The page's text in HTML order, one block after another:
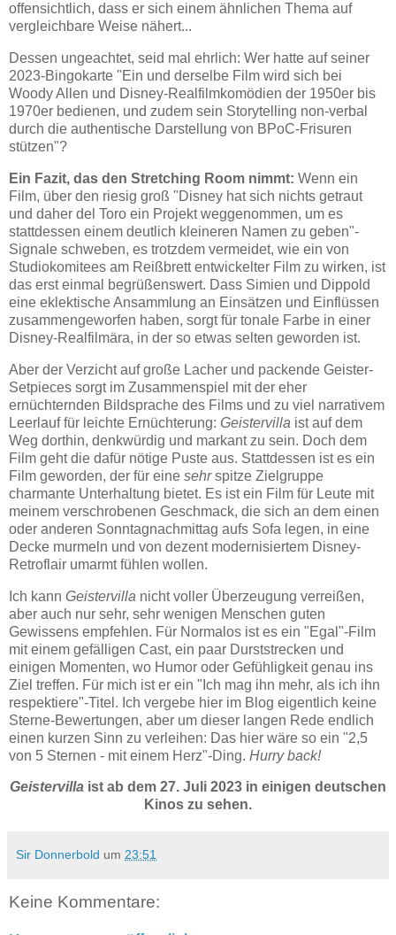
offensichtlich, dass er sich einem ähnlichen Thema auf
vergleichbare Weise nähert...
Dessen ungeachtet, seid mal ehrlich: Wer hatte auf seiner
2023-Bingokarte "Ein und derselbe Film wird sich bei
Woody Allen und Disney-Realfilmkomödien der 1950er bis
1970er bedienen, und zudem sein Storytelling non-verbal
durch die authentische Darstellung von BPoC-Frisuren
stützen"?
Ein Fazit, das den Stretching Room nimmt: Wenn ein
Film, über den riesig groß "Disney hat sich nichts getraut
und daher del Toro ein Projekt weggenommen, um es
stattdessen einem deutlich kleineren Namen zu geben"-
Signale schweben, es trotzdem vermeidet, wie ein von
Studiokomitees am Reißbrett entwickelter Film zu wirken, ist
das erst einmal begrüßenswert. Dass Simien und Dippold
eine eklektische Ansammlung an Einsätzen und Einflüssen
zusammengeworfen haben, sorgt für tonale Farbe in einer
Disney-Realfilmära, in der so etwas selten geworden ist.
Aber der Verzicht auf große Lacher und packende Geister-
Setpieces sorgt im Zusammenspiel mit der eher
ernüchternden Bildsprache des Films und zu viel narrativem
Leerlauf für leichte Ernüchterung: Geistervilla ist auf dem
Weg dorthin, denkwürdig und markant zu sein. Doch dem
Film geht die dafür nötige Puste aus. Stattdessen ist es ein
Film geworden, der für eine sehrspitze Zielgruppe
charmante Unterhaltung bietet. Es ist ein Film für Leute mit
meinem verschrobenen Geschmack, die sich an dem einen
oder anderen Sonntagnachmittag aufs Sofa legen, in eine
Decke murmeln und von dezent modernisiertem Disney-
Retroflair umarmt fühlen wollen.
Ich kann Geistervilla nicht voller Überzeugung verreißen,
aber auch nur sehr, sehr wenigen Menschen guten
Gewissens empfehlen. Für Normalos ist es ein "Egal"-Film
mit einem gefälligen Cast, ein paar Durststrecken und
einigen Momenten, wo Humor oder Gefühligkeit genau ins
Ziel treffen. Für mich ist er ein "Ich mag ihn mehr, als ich ihn
respektiere"-Titel. Ich vergebe hier im Blog eigentlich keine
Sterne-Bewertungen, aber um dieser langen Rede endlich
einen kurzen Sinn zu verleihen: Das hier wäre so ein "2,5
von 5 Sternen - mit einem Herz"-Ding. Hurry back!
Geistervilla ist ab dem 27. Juli 2023 in einigen deutschen
Kinos zu sehen.
Sir Donnerbold um 23:51
Keine Kommentare: